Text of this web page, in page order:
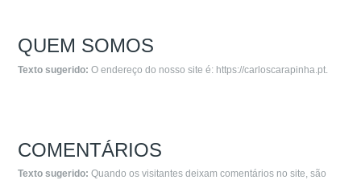
QUEM SOMOS
Texto sugerido:O endereço do nosso site é: https://carloscarapinha.pt.
COMENTÁRIOS
Texto sugerido:Quando os visitantes deixam comentários no site, são